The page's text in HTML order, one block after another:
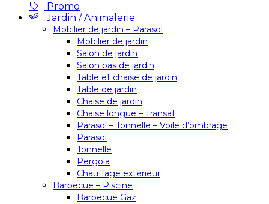
Promo
Jardin / Animalerie
Mobilier de jardin – Parasol
Mobilier de jardin
Salon de jardin
Salon bas de jardin
Table et chaise de jardin
Table de jardin
Chaise de jardin
Chaise longue – Transat
Parasol – Tonnelle – Voile d’ombrage
Parasol
Tonnelle
Pergola
Chauffage extérieur
Barbecue – Piscine
Barbecue Gaz